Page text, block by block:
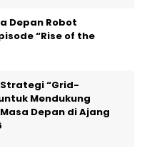
Depan Robot
“Rise of the
“Grid-
Mendukung
Depan di Ajang